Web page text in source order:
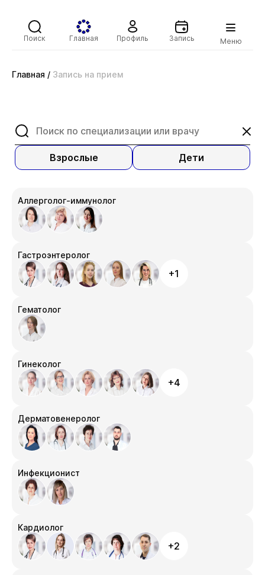
Поиск Главная Профиль Запись Меню
Главная / Запись на прием
Взрослые Дети
Аллерголог-иммунолог
Гастроэнтеролог
+1
Гематолог
Гинеколог
+4
Дерматовенеролог
Инфекционист
Кардиолог
+2